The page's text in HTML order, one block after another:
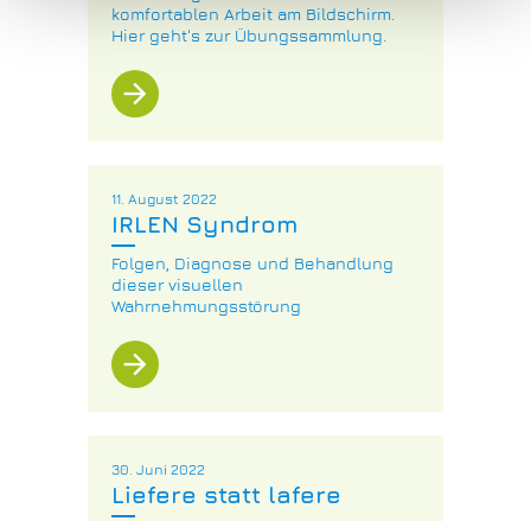
gesammelt haben.komfortablen Arbeit am Bildschirm.
Hier geht's zur Übungssammlung.
arrow_forward
11. August 2022
IRLEN Syndrom
Folgen, Diagnose und Behandlung
dieser visuellen
Wahrnehmungsstörung
arrow_forward
30. Juni 2022
Liefere statt lafere